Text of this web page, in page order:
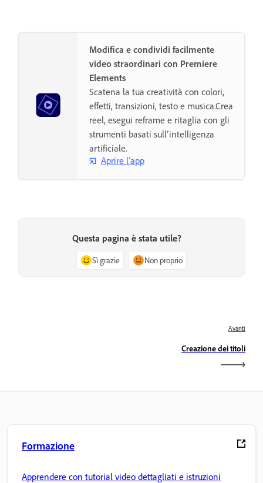
Modifica e condividi facilmente
video straordinari con Premiere
Elements
Scatena la tua creatività con colori,
effetti, transizioni, testo e musica.Crea
reel, esegui reframe e ritaglia con gli
strumenti basati sull’intelligenza
artificiale.
Aprire l’app
Questa pagina è stata utile?
Sì grazie Non proprio
Avanti
Creazione dei titoli
Formazione
Apprendere con tutorial video dettagliati e istruzioni